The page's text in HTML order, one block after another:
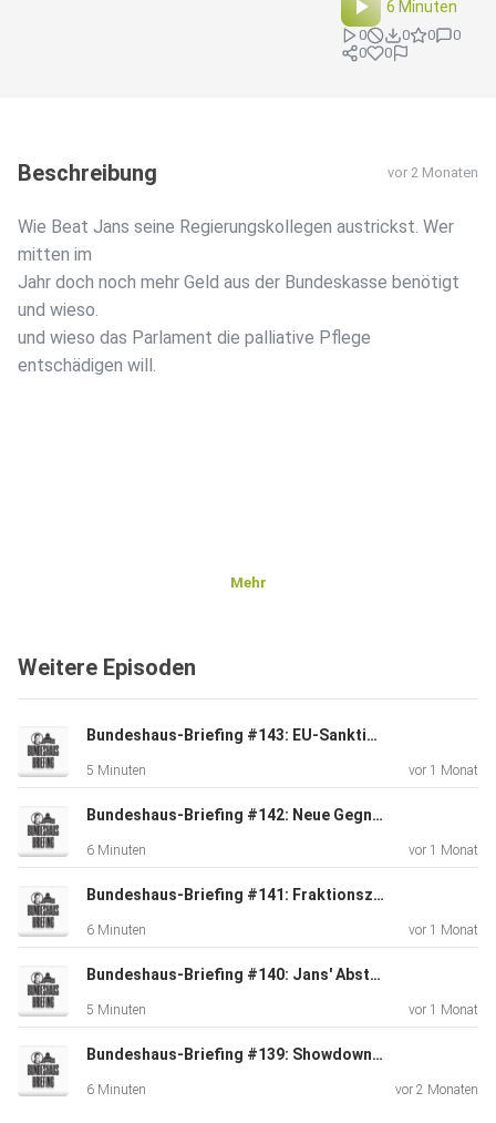
6 Minuten
0 0 0
0
0
0
Beschreibung vor 2 Monaten
Wie Beat Jans seine Regierungskollegen austrickst. Wer
mitten im
Jahr doch noch mehr Geld aus der Bundeskasse benötigt
und wieso.
und wieso das Parlament die palliative Pflege
entschädigen will.
Mehr
Weitere Episoden
Bundeshaus-Briefing #143: EU-Sanktionen zum Stromabkommen, Donald Trumps Zölle
5 Minuten vor 1 Monat
Bundeshaus-Briefing #142: Neue Gegner der Rahmenverträge, Ständemehr, Versorgungssicherheit
6 Minuten vor 1 Monat
Bundeshaus-Briefing #141: Fraktionszwang in der SVP und der SP, Bagatellgebühr, PFAS-Chemikalien
6 Minuten vor 1 Monat
Bundeshaus-Briefing #140: Jans' Abstimmungskampf, Atomkraft, Asylpolitik
5 Minuten vor 1 Monat
Bundeshaus-Briefing #139: Showdown zum Ständemehr, Atomkraft, Foie-Gras-Verbot
6 Minuten vor 2 Monaten